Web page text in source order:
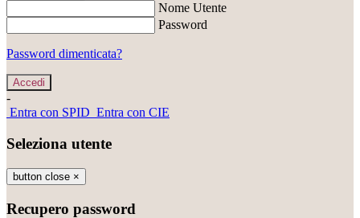
Nome Utente
Password
Password dimenticata?
-
Entra con SPID Entra con CIE
Seleziona utente
button close ×
Recupero password